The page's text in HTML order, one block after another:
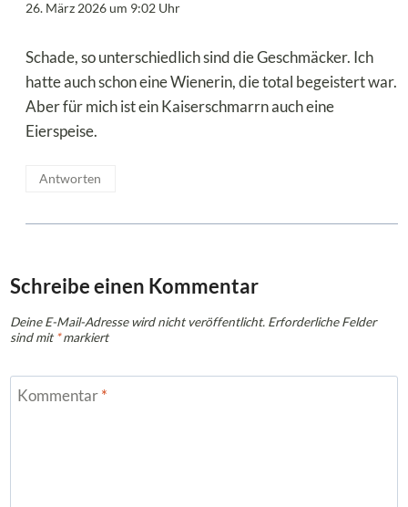
26. März 2026 um 9:02 Uhr
Schade, so unterschiedlich sind die Geschmäcker. Ich
hatte auch schon eine Wienerin, die total begeistert war.
Aber für mich ist ein Kaiserschmarrn auch eine
Eierspeise.
Antworten
Schreibe einen Kommentar
Deine E-Mail-Adresse wird nicht veröffentlicht. Erforderliche Felder
sind mit*markiert
Kommentar*